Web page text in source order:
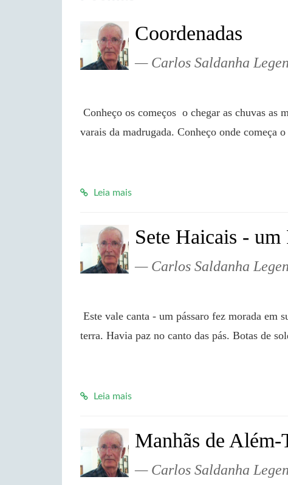
Coordenadas
Carlos Saldanha
varais da madrugada. Conheço onde começa
Leia mais
Sete Haicais - um
Carlos Saldanha
terra. Havia paz no canto das pás. Botas de
Leia mais
Manhãs de Além-
Carlos Saldanha